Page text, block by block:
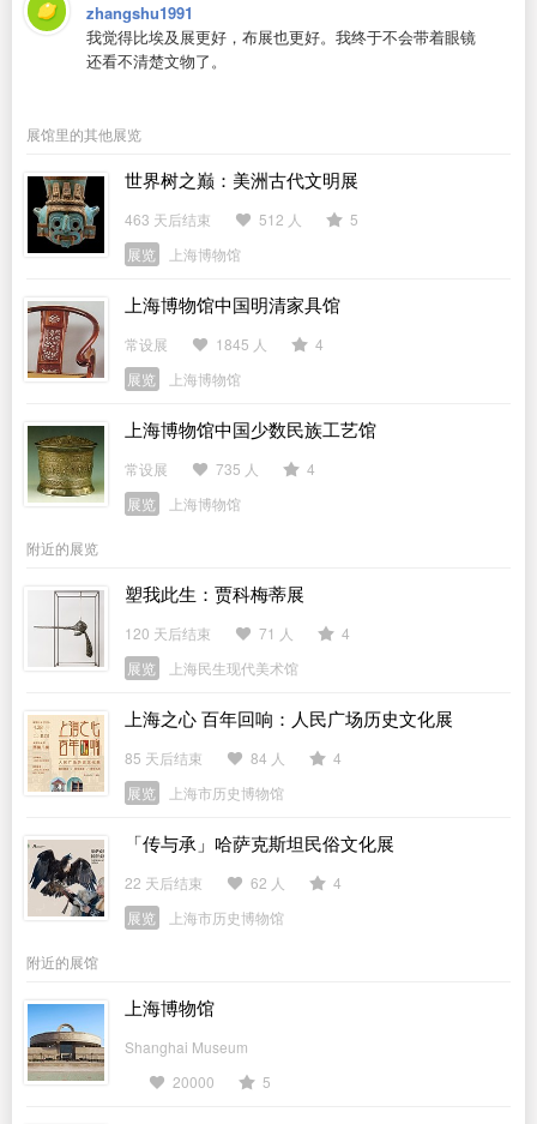
zhangshu1991
我觉得比埃及展更好，布展也更好。我终于不会带着眼镜
还看不清楚文物了。
展馆里的其他展览
世界树之巅：美洲古代文明展
463 天后结束 512 人
5
展览
上海博物馆
上海博物馆中国明清家具馆
常设展 1845 人
4
展览
上海博物馆
上海博物馆中国少数民族工艺馆
常设展 735 人
4
展览
上海博物馆
附近的展览
塑我此生：贾科梅蒂展
120 天后结束 71 人
4
展览
上海民生现代美术馆
上海之心 百年回响：人民广场历史文化展
85 天后结束 84 人
4
展览
上海市历史博物馆
「传与承」哈萨克斯坦民俗文化展
22 天后结束 62 人
4
展览
上海市历史博物馆
附近的展馆
上海博物馆
Shanghai Museum
20000
5